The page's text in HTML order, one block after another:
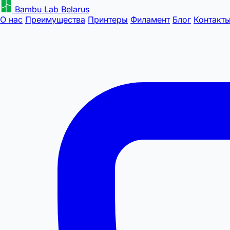
Bambu Lab Belarus
О нас Преимущества Принтеры Филамент Блог